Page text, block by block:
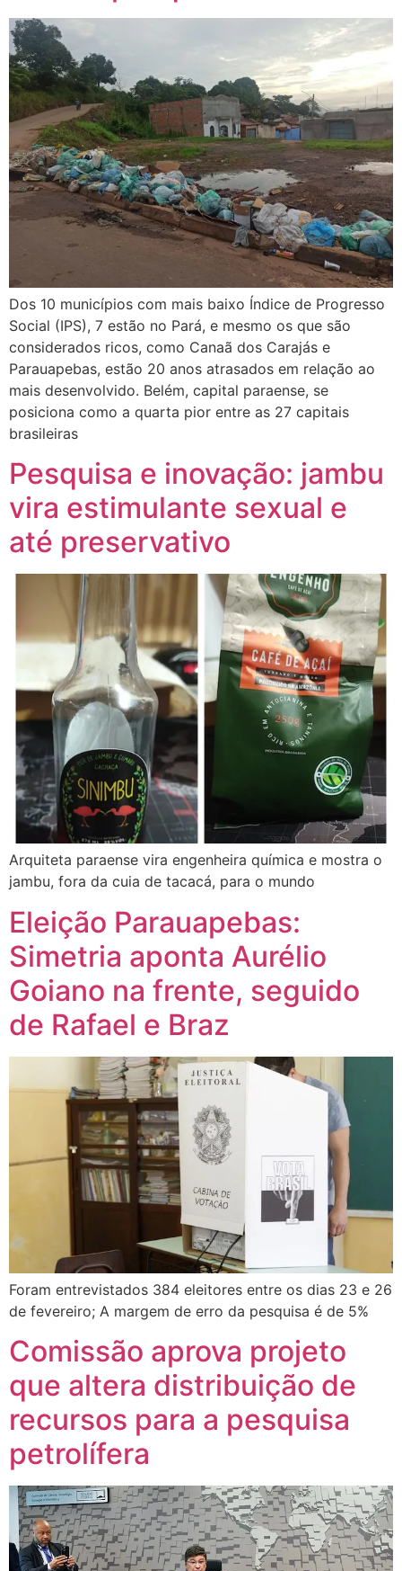
Dos 10 municípios com mais baixo Índice de Progresso
Social (IPS), 7 estão no Pará, e mesmo os que são
considerados ricos, como Canaã dos Carajás e
Parauapebas, estão 20 anos atrasados em relação ao
mais desenvolvido. Belém, capital paraense, se
posiciona como a quarta pior entre as 27 capitais
brasileiras
Pesquisa e inovação: jambu
vira estimulante sexual e
até preservativo
Arquiteta paraense vira engenheira química e mostra o
jambu, fora da cuia de tacacá, para o mundo
Eleição Parauapebas:
Simetria aponta Aurélio
Goiano na frente, seguido
de Rafael e Braz
Foram entrevistados 384 eleitores entre os dias 23 e 26
de fevereiro; A margem de erro da pesquisa é de 5%
Comissão aprova projeto
que altera distribuição de
recursos para a pesquisa
petrolífera